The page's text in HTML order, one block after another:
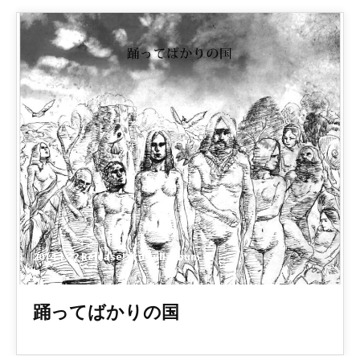
2014.1.22 Release! 3rd Full Album
踊ってばかりの国